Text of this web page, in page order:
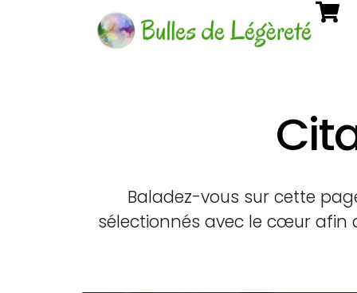
Baladez-vous sur cette
sélectionnés avec le cœur afin